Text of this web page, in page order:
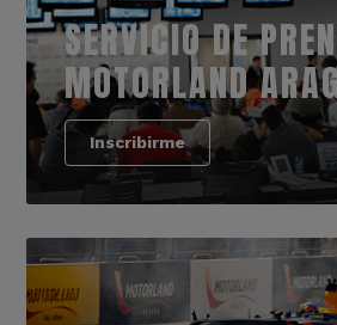
SERVICIO DE
MOTORLAND
Inscribirme